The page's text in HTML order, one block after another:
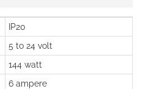
IP20
5 to 24 volt
144 watt
6 ampere